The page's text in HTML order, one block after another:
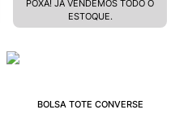
POXA! JÁ VENDEMOS TODO O
ESTOQUE.
BOLSA TOTE CONVERSE